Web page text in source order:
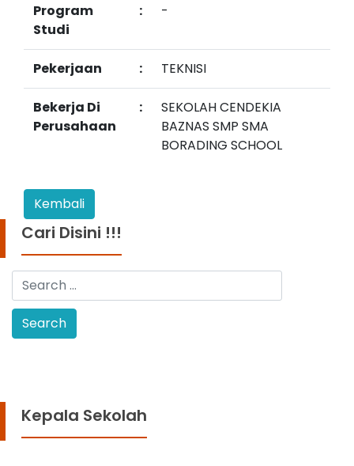
Program
Studi
: -
Pekerjaan : TEKNISI
Bekerja Di
Perusahaan
:
SEKOLAH CENDEKIA
BAZNAS SMP SMA
BORADING SCHOOL
Kembali
Cari Disini !!!
Kepala Sekolah